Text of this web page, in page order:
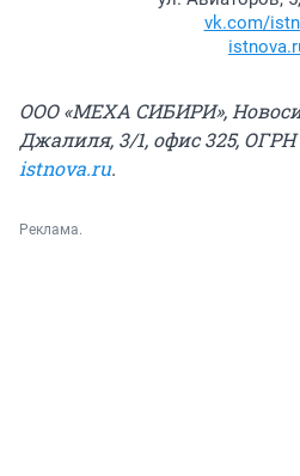
vk.com/
ООО «МЕХА СИБИРИ»,
Джалиля, 3/1, офис 325, ОГРН
istnova.ru.
Реклама.